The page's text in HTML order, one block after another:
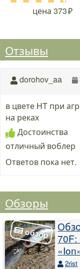
. . .
цена 373
Отзывы
dorohov_aa
в цвете HT при
на реках
Достоинства
отличный воблер
Ответов пока нет.
Обзоры
2rist